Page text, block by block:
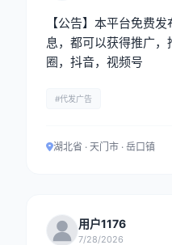
【公告】本平台免费
息，都可以获得推广
圈，抖音，视频号
#代发广告
湖北省 · 天门市 · 岳口镇
用户1176
7/28/2026